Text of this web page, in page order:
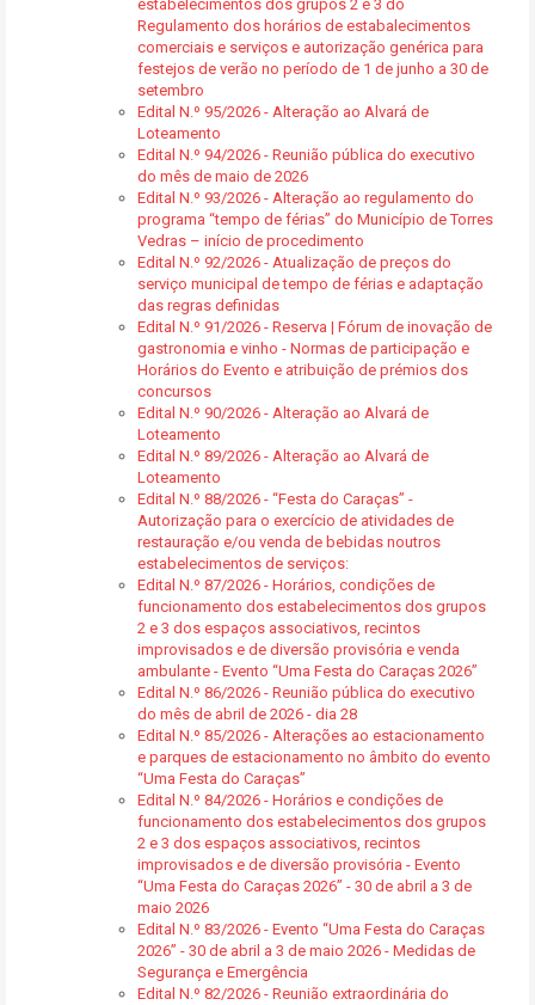
estabelecimentos dos grupos 2 e 3 do
Regulamento dos horários de estabalecimentos
comerciais e serviços e autorização genérica para
festejos de verão no período de 1 de junho a 30 de
setembro
Edital N.º 95/2026 - Alteração ao Alvará de
Loteamento
Edital N.º 94/2026 - Reunião pública do executivo
do mês de maio de 2026
Edital N.º 93/2026 - Alteração ao regulamento do
programa “tempo de férias” do Município de Torres
Vedras – início de procedimento
Edital N.º 92/2026 - Atualização de preços do
serviço municipal de tempo de férias e adaptação
das regras definidas
Edital N.º 91/2026 - Reserva | Fórum de inovação de
gastronomia e vinho - Normas de participação e
Horários do Evento e atribuição de prémios dos
concursos
Edital N.º 90/2026 - Alteração ao Alvará de
Loteamento
Edital N.º 89/2026 - Alteração ao Alvará de
Loteamento
Edital N.º 88/2026 - “Festa do Caraças” -
Autorização para o exercício de atividades de
restauração e/ou venda de bebidas noutros
estabelecimentos de serviços:
Edital N.º 87/2026 - Horários, condições de
funcionamento dos estabelecimentos dos grupos
2 e 3 dos espaços associativos, recintos
improvisados e de diversão provisória e venda
ambulante - Evento “Uma Festa do Caraças 2026”
Edital N.º 86/2026 - Reunião pública do executivo
do mês de abril de 2026 - dia 28
Edital N.º 85/2026 - Alterações ao estacionamento
e parques de estacionamento no âmbito do evento
“Uma Festa do Caraças”
Edital N.º 84/2026 - Horários e condições de
funcionamento dos estabelecimentos dos grupos
2 e 3 dos espaços associativos, recintos
improvisados e de diversão provisória - Evento
“Uma Festa do Caraças 2026” - 30 de abril a 3 de
maio 2026
Edital N.º 83/2026 - Evento “Uma Festa do Caraças
2026” - 30 de abril a 3 de maio 2026 - Medidas de
Segurança e Emergência
Edital N.º 82/2026 - Reunião extraordinária do